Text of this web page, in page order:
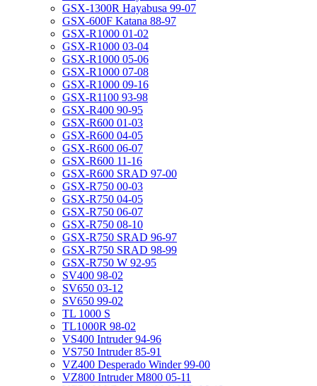
GSX-1300R Hayabusa 99-07
GSX-600F Katana 88-97
GSX-R1000 01-02
GSX-R1000 03-04
GSX-R1000 05-06
GSX-R1000 07-08
GSX-R1000 09-16
GSX-R1100 93-98
GSX-R400 90-95
GSX-R600 01-03
GSX-R600 04-05
GSX-R600 06-07
GSX-R600 11-16
GSX-R600 SRAD 97-00
GSX-R750 00-03
GSX-R750 04-05
GSX-R750 06-07
GSX-R750 08-10
GSX-R750 SRAD 96-97
GSX-R750 SRAD 98-99
GSX-R750 W 92-95
SV400 98-02
SV650 03-12
SV650 99-02
TL 1000 S
TL1000R 98-02
VS400 Intruder 94-96
VS750 Intruder 85-91
VZ400 Desperado Winder 99-00
VZ800 Intruder M800 05-11